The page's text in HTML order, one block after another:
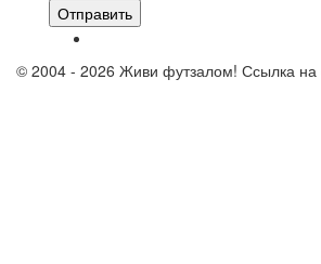
Отправить
© 2004 - 2026 Живи футзалом! Ссылка на